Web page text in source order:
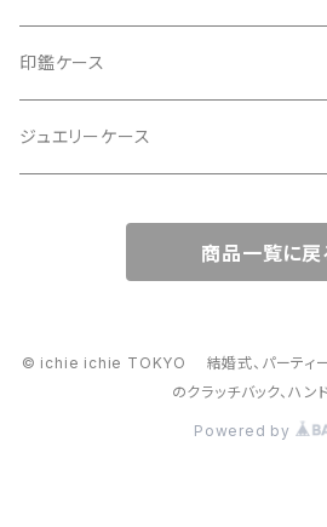
ハンドバッグ・ショルダーバッグ
スマホショルダー、サコッシュ
トートーバッグ
コロンとしたハンドバッグ
コロンとした大容量コスメポーチ
ミニポーチ
印鑑ケース
ジュエリーケース
商品一覧に戻
© ichie ichie TOKYO 結婚式、パーティー
のクラッチバック、ハン
Powered by